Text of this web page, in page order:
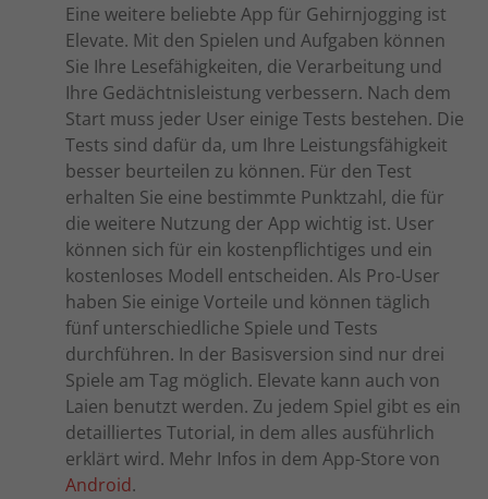
Eine weitere beliebte App für Gehirnjogging ist
Elevate. Mit den Spielen und Aufgaben können
Sie Ihre Lesefähigkeiten, die Verarbeitung und
Ihre Gedächtnisleistung verbessern. Nach dem
Start muss jeder User einige Tests bestehen. Die
Tests sind dafür da, um Ihre Leistungsfähigkeit
besser beurteilen zu können. Für den Test
erhalten Sie eine bestimmte Punktzahl, die für
die weitere Nutzung der App wichtig ist. User
können sich für ein kostenpflichtiges und ein
kostenloses Modell entscheiden. Als Pro-User
haben Sie einige Vorteile und können täglich
fünf unterschiedliche Spiele und Tests
durchführen. In der Basisversion sind nur drei
Spiele am Tag möglich. Elevate kann auch von
Laien benutzt werden. Zu jedem Spiel gibt es ein
detailliertes Tutorial, in dem alles ausführlich
erklärt wird. Mehr Infos in dem App-Store von
Android.